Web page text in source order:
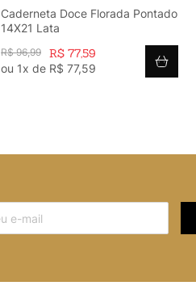
Caderneta Doce Florada Pontado
14X21 Lata
R$ 96,99 R$ 77,59
ou 1x de R$ 77,59